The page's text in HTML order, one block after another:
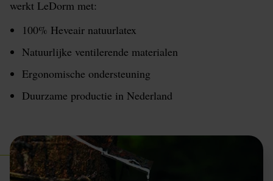
werkt LeDorm met:
100% Heveair natuurlatex
Natuurlijke ventilerende materialen
Ergonomische ondersteuning
Duurzame productie in Nederland